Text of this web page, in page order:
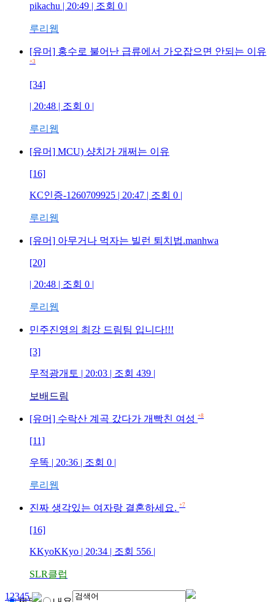
pikachuㅤ | 20:49 | 조회 0 |
루리웹
[유머] 홍수로 불어난 급류에서 가오잡으면 안되는 이유
+3
[34]
| 20:48 | 조회 0 |
루리웹
[유머] MCU) 샹치가 개쩌는 이유
[16]
KC인증-1260709925 | 20:47 | 조회 0 |
루리웹
[유머] 아무거나 먹자는 빌런 퇴치법.manhwa
[20]
| 20:48 | 조회 0 |
루리웹
민주진영의 최강 드림팀 입니다!!!
[3]
무적광개토 | 20:03 | 조회 439 |
보배드림
[유머] 수락산 계곡 갔다가 개빡친 여성 +8
[11]
우똑 | 20:36 | 조회 0 |
루리웹
진짜 생각있는 여자랑 결혼하세요. +7
[16]
KKyoKKyo | 20:34 | 조회 556 |
SLR클럽
12345